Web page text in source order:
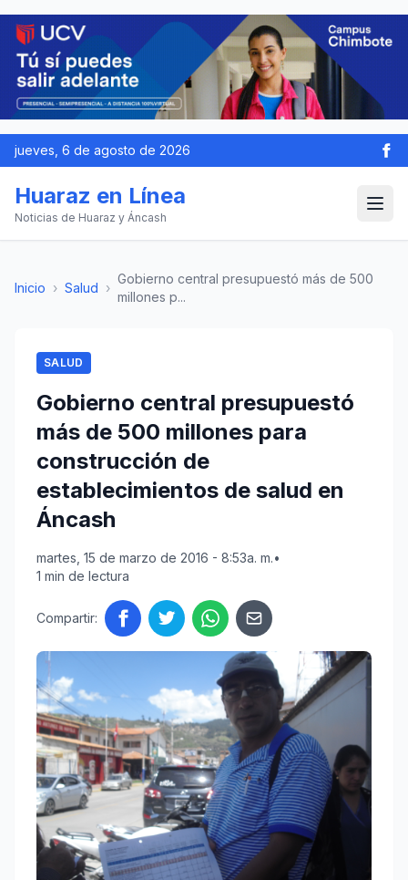
jueves, 6 de agosto de 2026
Huaraz en Línea
Noticias de Huaraz y Áncash
Inicio › Salud ›
Gobierno central presupuestó más de 500
millones p...
SALUD
Gobierno central presupuestó
más de 500 millones para
construcción de
establecimientos de salud en
Áncash
martes, 15 de marzo de 2016 - 8:53a. m.•
1 min de lectura
Compartir: